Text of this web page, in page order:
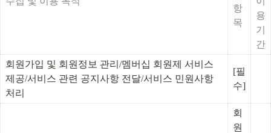
항
목
용
기
간
회원가입 및 회원정보 관리/멤버십 회원제 서비스
제공/서비스 관련 공지사항 전달/서비스 민원사항
처리
[필
수]
회
원